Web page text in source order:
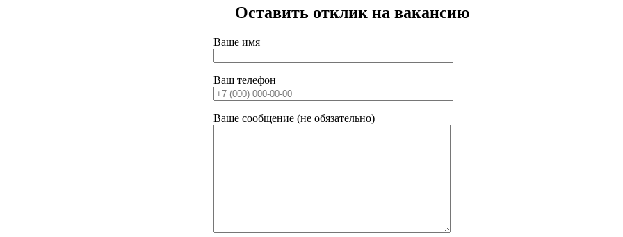
Оставить отклик на вакансию
Ваше имя
Ваш телефон
Ваше сообщение (не обязательно)